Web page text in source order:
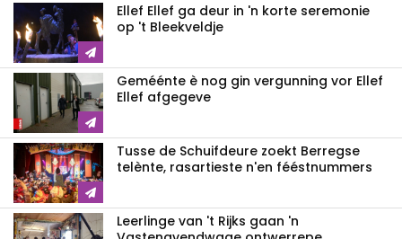
Ellef Ellef ga deur in 'n korte seremonie
op 't Bleekveldje
Geméénte è nog gin vergunning vor Ellef
Ellef afgegeve
Tusse de Schuifdeure zoekt Berregse
telènte, rasartieste n'en fééstnummers
Leerlinge van 't Rijks gaan 'n